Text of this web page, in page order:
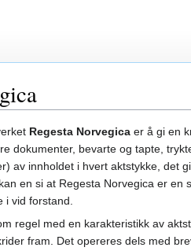
Regesta Norvegica er å gi en
dokumenter, bevarte og tapte,
av innholdet i hvert aktstykke, det
en si at Regesta Norvegica er
i vid forstand.
regel med en karakteristikk av
fram. Det opereres dels med